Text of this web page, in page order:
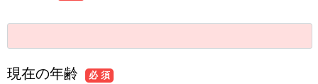
現在の年齢 必 須